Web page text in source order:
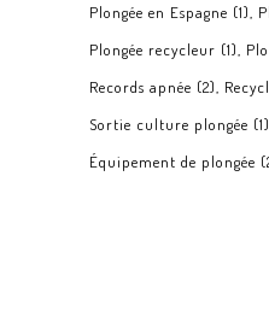
Plongée en Espagne (1)
Plongée recycleur (1)
Records apnée (2)
Sortie culture plongée (1)
Équipement de plongée